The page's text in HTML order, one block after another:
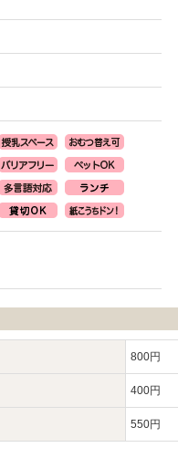
800円
400円
550円